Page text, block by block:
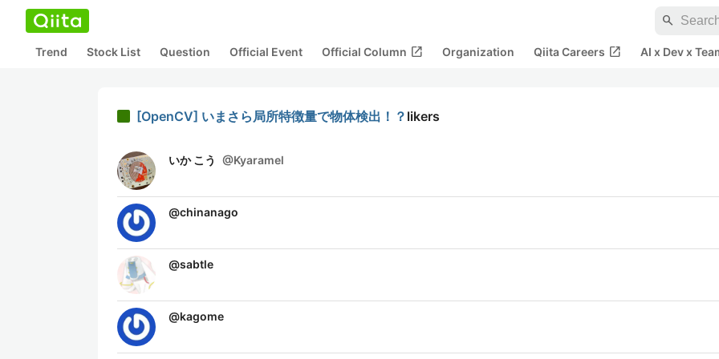
search
Trend Stock List Question Official Event Official Column open_in_new Organization Qiita Careers open_in_new AI x Dev x
[OpenCV] いまさら局所特徴量で物体検出！？ likers
いか こう @Kyaramel
@chinanago
@sabtle
@kagome